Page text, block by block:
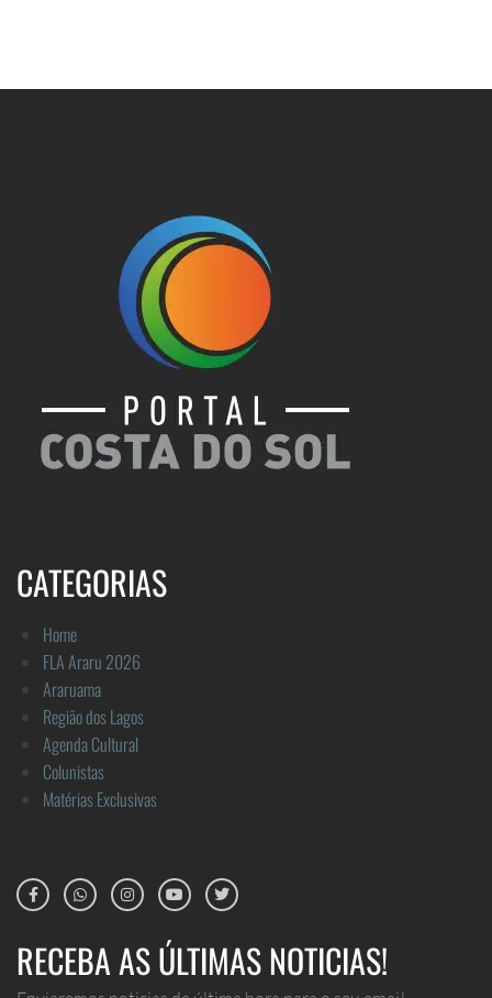
CATEGORIAS
Home
FLA Araru 2026
Araruama
Região dos Lagos
Agenda Cultural
Colunistas
Matérias Exclusivas
RECEBA AS ÚLTIMAS NOTICIAS!